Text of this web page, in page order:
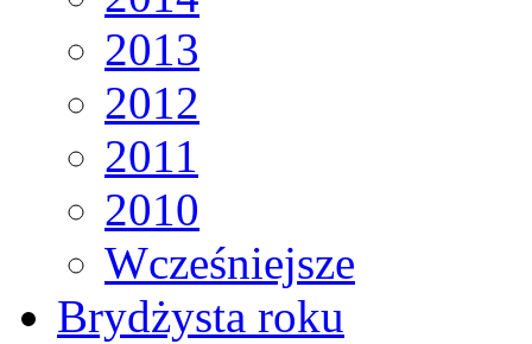
2013
2012
2011
2010
Wcześniejsze
Brydżysta roku